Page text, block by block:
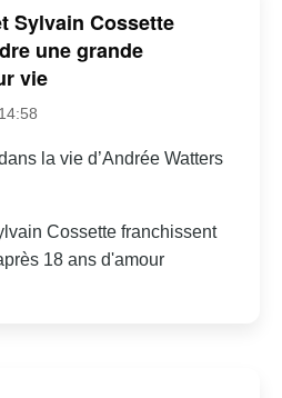
Sylvain Cossette
une grande
vie
la vie d’Andrée Watters
Cossette franchissent
18 ans d'amour